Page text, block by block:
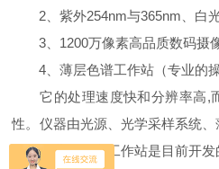
2、紫外254nm与365nm、白光
3、1200万像素高品质数码摄像
4、薄层色谱工作站（专业的操
它的处理速度快和分辨率高,
性。仪器由光源、光学采样系统
组成，薄层色谱工作站是目前开